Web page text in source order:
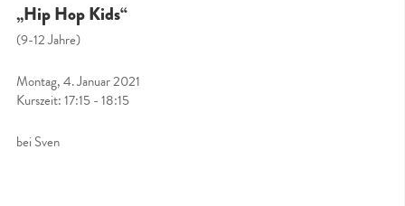
„Hip Hop Kids“
(9-12 Jahre)
Montag, 4. Januar 2021
Kurszeit: 17:15 - 18:15
bei Sven